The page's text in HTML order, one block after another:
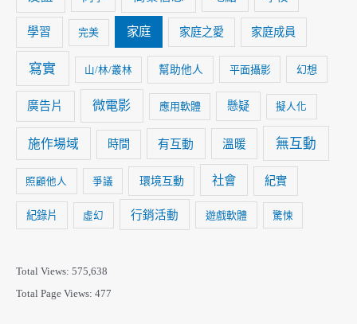
學習 完美 家庭 家庭之愛 家庭成員
寫實 山/林/叢林 幫助他人 平面攝影 幻想
廣告片 微電影 應用軟體 懸疑 擬人化
施作場域 時間 有互動 溫暖 無互動
照顧他人 爭議 環境互動 社會 紀實
紀錄片 虛幻 行銷活動 遊戲軟體 驚悚
Total Views: 575,638
Total Page Views: 477